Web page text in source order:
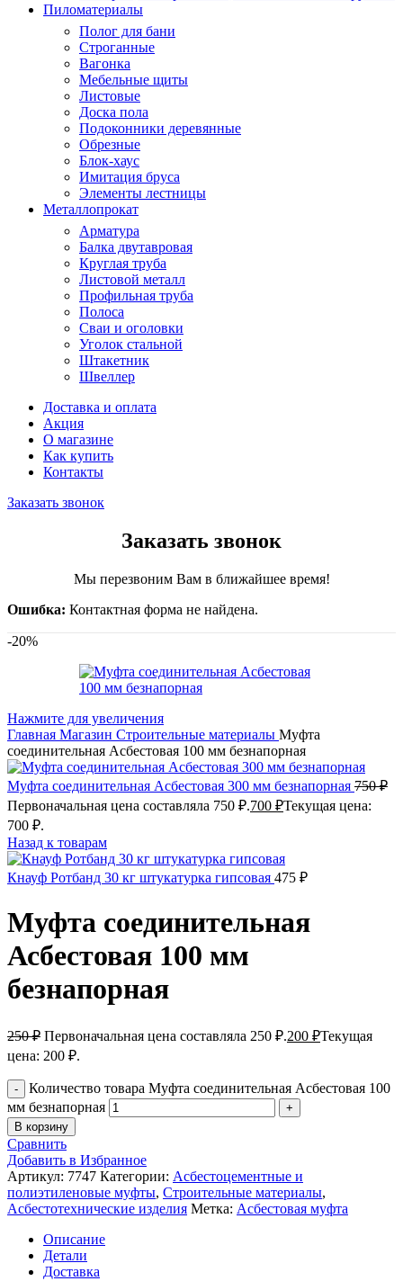
Пиломатериалы
Полог для бани
Строганные
Вагонка
Мебельные щиты
Листовые
Доска пола
Подоконники деревянные
Обрезные
Блок-хаус
Имитация бруса
Элементы лестницы
Металлопрокат
Арматура
Балка двутавровая
Круглая труба
Листовой металл
Профильная труба
Полоса
Сваи и оголовки
Уголок стальной
Штакетник
Швеллер
Доставка и оплата
Акция
О магазине
Как купить
Контакты
Заказать звонок
Заказать звонок
Мы перезвоним Вам в ближайшее время!
Ошибка: Контактная форма не найдена.
-20%
Нажмите для увеличения
Главная Магазин Строительные материалы Муфта
соединительная Асбестовая 100 мм безнапорная
Муфта соединительная Асбестовая 300 мм безнапорная 750₽
Первоначальная цена составляла 750 ₽.700 ₽Текущая цена:
700 ₽.
Назад к товарам
Кнауф Ротбанд 30 кг штукатурка гипсовая 475 ₽
Муфта соединительная
Асбестовая 100 мм
безнапорная
250₽ Первоначальная цена составляла 250 ₽.200 ₽Текущая
цена: 200 ₽.
Количество товара Муфта соединительная Асбестовая 100
мм безнапорная
В корзину
Сравнить
Добавить в Избранное
Артикул: 7747 Категории: Асбестоцементные и
полиэтиленовые муфты, Строительные материалы,
Асбестотехнические изделия Метка: Асбестовая муфта
Описание
Детали
Доставка